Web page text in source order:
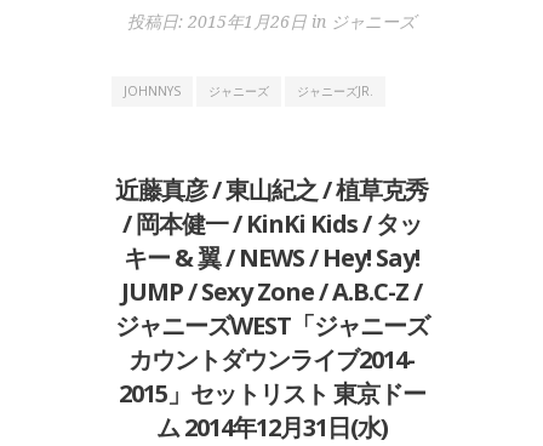
投稿日: 2015年1月26日 in ジャニーズ
JOHNNYS ジャニーズ ジャニーズJR.
近藤真彦 / 東山紀之 / 植草克秀
/ 岡本健一 / KinKi Kids / タッ
キー & 翼 / NEWS / Hey! Say!
JUMP / Sexy Zone / A.B.C-Z /
ジャニーズWEST「ジャニーズ
カウントダウンライブ2014-
2015」セットリスト 東京ドー
ム 2014年12月31日(水)